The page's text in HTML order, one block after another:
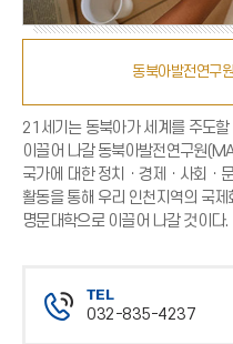
동북아발전연구
21세기는 동북아가 세계를 주도
이끌어 나갈 동북아발전연구원
국가에 대한 정치ㆍ경제ㆍ사회ㆍ
활동을 통해 우리 인천지역의 국
명문대학으로 이끌어 나갈 것이다.
TEL
032-835-4237